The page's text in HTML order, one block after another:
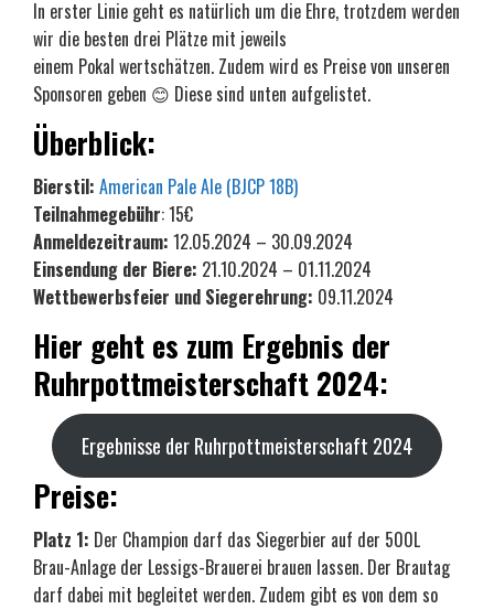
In erster Linie geht es natürlich um die Ehre, trotzdem werden
wir die besten drei Plätze mit jeweils
einem Pokal wertschätzen. Zudem wird es Preise von unseren
Sponsoren geben 😊 Diese sind unten aufgelistet.
Überblick:
Bierstil: American Pale Ale (BJCP 18B)
Teilnahmegebühr: 15€
Anmeldezeitraum: 12.05.2024 – 30.09.2024
Einsendung der Biere: 21.10.2024 – 01.11.2024
Wettbewerbsfeier und Siegerehrung: 09.11.2024
Hier geht es zum Ergebnis der
Ruhrpottmeisterschaft 2024:
Ergebnisse der Ruhrpottmeisterschaft 2024
Preise:
Platz 1: Der Champion darf das Siegerbier auf der 500L
Brau-Anlage der Lessigs-Brauerei brauen lassen. Der Brautag
darf dabei mit begleitet werden. Zudem gibt es von dem so